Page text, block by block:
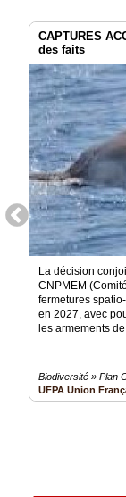
Vidéos
Médias
groupe
Blogs
Prémium
Inscription
annuaire
pro
Accès
CAPTURES
des faits
La décision
CNPMEM
fermetures
en 2027, avec
les armements
Biodiversité » Plan
UFPA Union